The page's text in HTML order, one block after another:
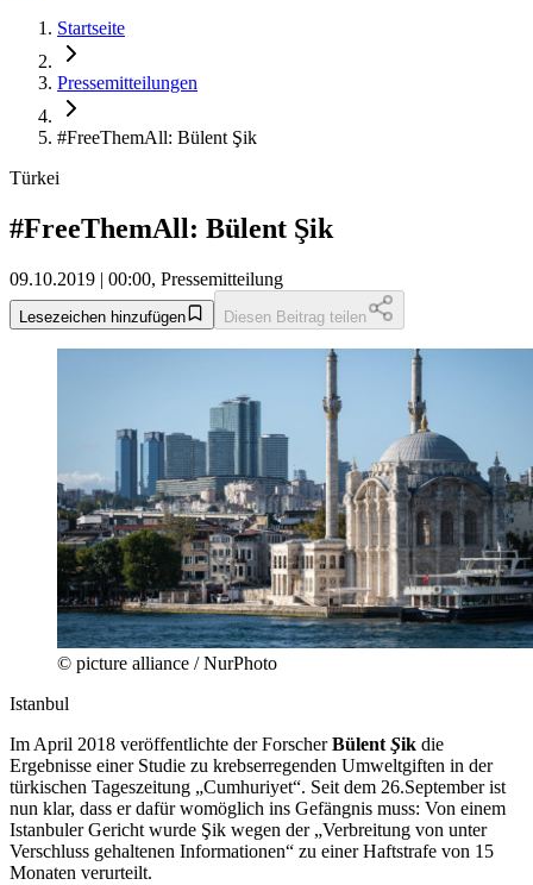
Startseite
Pressemitteilungen
#FreeThemAll: Bülent Şik
Türkei
#FreeThemAll: Bülent Şik
09.10.2019 | 00:00, Pressemitteilung
Lesezeichen hinzufügen Diesen Beitrag teilen
© picture alliance / NurPhoto
Istanbul
Im April 2018 veröffentlichte der ForscherBülentŞik die
Ergebnisse einer Studie zu krebserregenden Umweltgiften in der
türkischen Tageszeitung „Cumhuriyet“. Seit dem 26.September ist
nun klar, dass er dafür womöglich ins Gefängnis muss: Von einem
Istanbuler Gericht wurde Şik wegen der „Verbreitung von unter
Verschluss gehaltenen Informationen“ zu einer Haftstrafe von 15
Monaten verurteilt.